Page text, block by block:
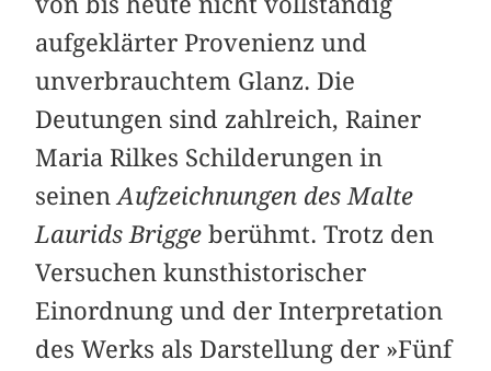
aufgeklärter Provenienz und
unverbrauchtem Glanz. Die
Deutungen sind zahlreich, Rainer
Maria Rilkes Schilderungen in
seinenAufzeichnungen des Malte
Laurids Brigge berühmt. Trotz den
Versuchen kunsthistorischer
Einordnung und der Interpretation
des Werks als Darstellung der »Fünf